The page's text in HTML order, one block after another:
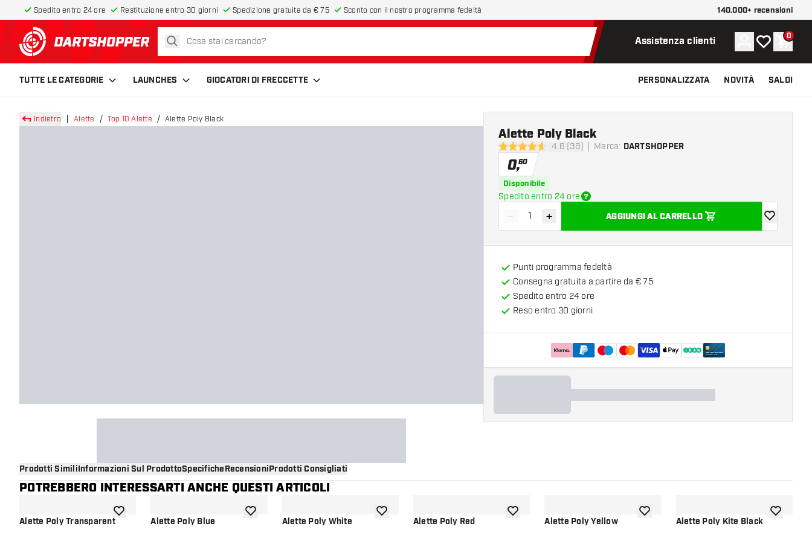
Spedito entro 24 ore Restituzione entro 30 giorni Spedizione gratuita da € 75 Sconto con il nostro programma fedeltà 140.000+ recensioni
torna alla home page
cerca Assistenza clienti Account
La mia lista
0
TUTTE LE CATEGORIE LAUNCHES GIOCATORI DI FRECCETTE PERSONALIZZATA NOVITÀ SALDI
Indietro Alette Top 10 Alette Alette Poly Black
4.6 stelle di valutazione
4.6 (38) Marca: DARTSHOPPER
Alette Poly Black
0,60
Disponibile
Spedito entro 24 ore
Diminuisci quantità
- Aumenta quantità
+ AGGIUNGI AL CARRELLO
aggiungi
Punti programma fedeltà
Consegna gratuita a partire da € 75
Spedito entro 24 ore
Reso entro 30 giorni
Prodotti SimiliInformazioni Sul ProdottoSpecificheRecensioniProdotti Consigliati
POTREBBERO INTERESSARTI ANCHE QUESTI ARTICOLI
Alette Poly Transparentaggiungi alla lista dei desideri
Alette Poly Blue aggiungi alla lista dei desideri
Alette Poly White aggiungi alla lista dei desideri
Alette Poly Red aggiungi alla lista dei desideri
Alette Poly Yellow aggiungi alla lista dei desideri
Alette Poly Kite Black aggiungi